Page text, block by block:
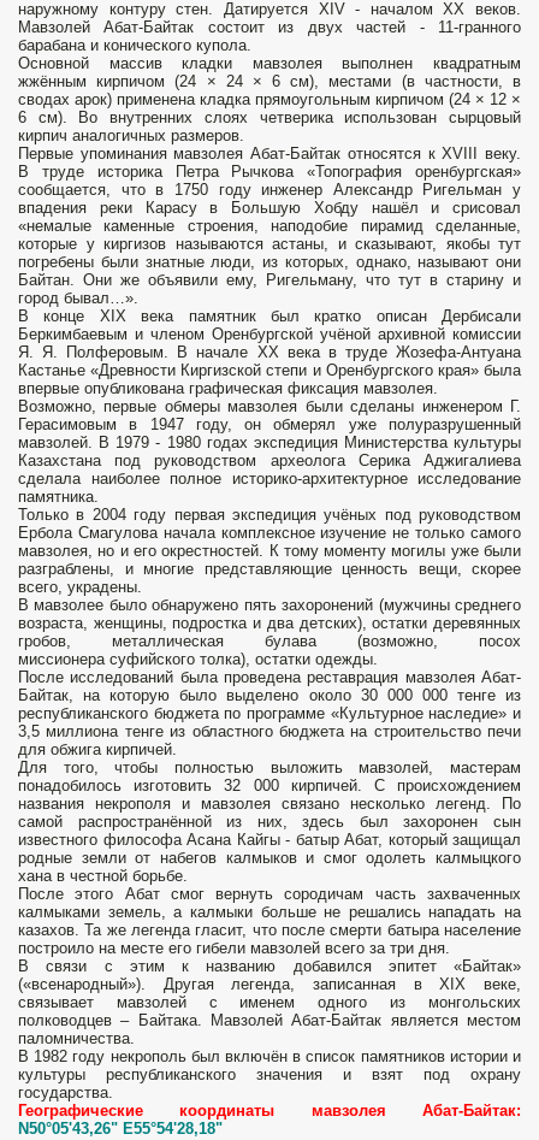
наружному контуру стен. Датируется XIV - началом XX веков.
Мавзолей Абат-Байтак состоит из двух частей - 11-гранного
барабана и конического купола.
Основной массив кладки мавзолея выполнен квадратным
жжённым кирпичом (24 × 24 × 6 см), местами (в частности, в
сводах арок) применена кладка прямоугольным кирпичом (24 × 12 ×
6 см). Во внутренних слоях четверика использован сырцовый
кирпич аналогичных размеров.
Первые упоминания мавзолея Абат-Байтак относятся к XVIII веку.
В труде историка Петра Рычкова «Топография оренбургская»
сообщается, что в 1750 году инженер Александр Ригельман у
впадения реки Карасу в Большую Хобду нашёл и срисовал
«немалые каменные строения, наподобие пирамид сделанные,
которые у киргизов называются астаны, и сказывают, якобы тут
погребены были знатные люди, из которых, однако, называют они
Байтан. Они же объявили ему, Ригельману, что тут в старину и
город бывал…».
В конце XIX века памятник был кратко описан Дербисали
Беркимбаевым и членом Оренбургской учёной архивной комиссии
Я. Я. Полферовым. В начале XX века в труде Жозефа-Антуана
Кастанье «Древности Киргизской степи и Оренбургского края» была
впервые опубликована графическая фиксация мавзолея.
Возможно, первые обмеры мавзолея были сделаны инженером Г.
Герасимовым в 1947 году, он обмерял уже полуразрушенный
мавзолей. В 1979 - 1980 годах экспедиция Министерства культуры
Казахстана под руководством археолога Серика Аджигалиева
сделала наиболее полное историко-архитектурное исследование
памятника.
Только в 2004 году первая экспедиция учёных под руководством
Ербола Смагулова начала комплексное изучение не только самого
мавзолея, но и его окрестностей. К тому моменту могилы уже были
разграблены, и многие представляющие ценность вещи, скорее
всего, украдены.
В мавзолее было обнаружено пять захоронений (мужчины среднего
возраста, женщины, подростка и два детских), остатки деревянных
гробов, металлическая булава (возможно, посох
миссионера суфийского толка), остатки одежды.
После исследований была проведена реставрация мавзолея Абат-
Байтак, на которую было выделено около 30 000 000 тенге из
республиканского бюджета по программе «Культурное наследие» и
3,5 миллиона тенге из областного бюджета на строительство печи
для обжига кирпичей.
Для того, чтобы полностью выложить мавзолей, мастерам
понадобилось изготовить 32 000 кирпичей. С происхождением
названия некрополя и мавзолея связано несколько легенд. По
самой распространённой из них, здесь был захоронен сын
известного философа Асана Кайгы - батыр Абат, который защищал
родные земли от набегов калмыков и смог одолеть калмыцкого
хана в честной борьбе.
После этого Абат смог вернуть сородичам часть захваченных
калмыками земель, а калмыки больше не решались нападать на
казахов. Та же легенда гласит, что после смерти батыра население
построило на месте его гибели мавзолей всего за три дня.
В связи с этим к названию добавился эпитет «Байтак»
(«всенародный»). Другая легенда, записанная в XIX веке,
связывает мавзолей с именем одного из монгольских
полководцев – Байтака. Мавзолей Абат-Байтак является местом
паломничества.
В 1982 году некрополь был включён в список памятников истории и
культуры республиканского значения и взят под охрану
государства.
Географические координаты мавзолея Абат-Байтак:
N50°05'43,26" E55°54'28,18"